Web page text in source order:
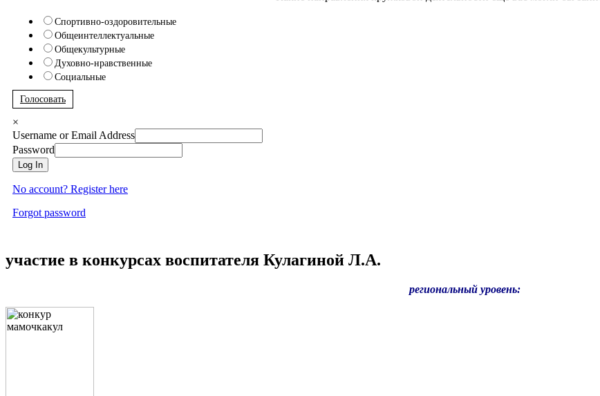
Спортивно-оздоровительные
Общеинтеллектуальные
Общекультурные
Духовно-нравственные
Социальные
Голосовать
×
Username or Email Address
Password
Log In
No account? Register here
Forgot password
участие в конкурсах воспитателя Кулагиной Л.А.
региональный уровень: